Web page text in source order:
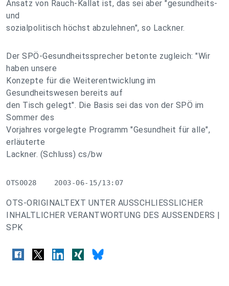
Ansatz von Rauch-Kallat ist, das sei aber "gesundheits-
und
sozialpolitisch höchst abzulehnen", so Lackner.
Der SPÖ-Gesundheitssprecher betonte zugleich: "Wir
haben unsere
Konzepte für die Weiterentwicklung im
Gesundheitswesen bereits auf
den Tisch gelegt". Die Basis sei das von der SPÖ im
Sommer des
Vorjahres vorgelegte Programm "Gesundheit für alle",
erläuterte
Lackner. (Schluss) cs/bw
OTS0028    2003-06-15/13:07
OTS-ORIGINALTEXT UNTER AUSSCHLIESSLICHER
INHALTLICHER VERANTWORTUNG DES AUSSENDERS |
SPK